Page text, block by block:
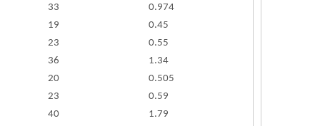
33
0.974
19
0.45
23
0.55
36
1.34
20
0.505
23
0.59
40
1.79